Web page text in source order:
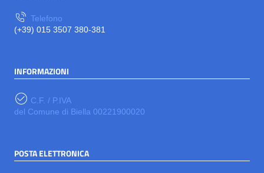
Telefono
(+39) 015 3507 380-381
INFORMAZIONI
C.F. / P.IVA
del Comune di Biella 00221900020
POSTA ELETTRONICA